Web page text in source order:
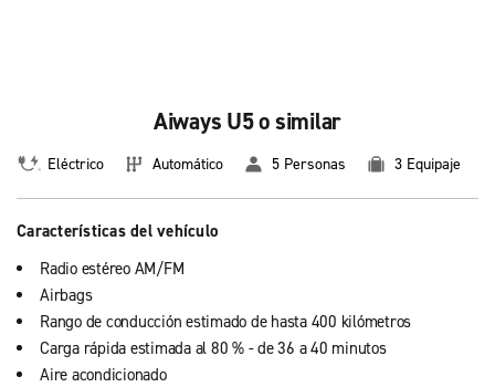
Aiways U5 o similar
Eléctrico Automático 5 Personas 3 Equipaje
Características del vehículo
Radio estéreo AM/FM
Airbags
Rango de conducción estimado de hasta 400 kilómetros
Carga rápida estimada al 80 % - de 36 a 40 minutos
Aire acondicionado